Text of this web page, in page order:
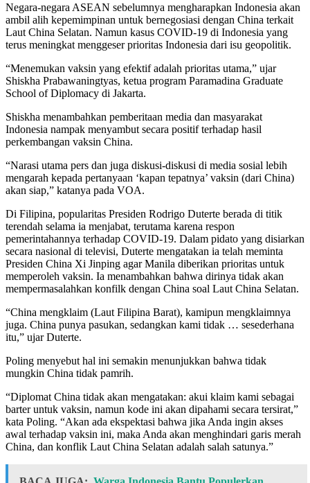
Negara-negara ASEAN sebelumnya mengharapkan Indonesia akan
ambil alih kepemimpinan untuk bernegosiasi dengan China terkait
Laut China Selatan. Namun kasus COVID-19 di Indonesia yang
terus meningkat menggeser prioritas Indonesia dari isu geopolitik.
“Menemukan vaksin yang efektif adalah prioritas utama,” ujar
Shiskha Prabawaningtyas, ketua program Paramadina Graduate
School of Diplomacy di Jakarta.
Shiskha menambahkan pemberitaan media dan masyarakat
Indonesia nampak menyambut secara positif terhadap hasil
perkembangan vaksin China.
“Narasi utama pers dan juga diskusi-diskusi di media sosial lebih
mengarah kepada pertanyaan ‘kapan tepatnya’ vaksin (dari China)
akan siap,” katanya pada VOA.
Di Filipina, popularitas Presiden Rodrigo Duterte berada di titik
terendah selama ia menjabat, terutama karena respon
pemerintahannya terhadap COVID-19. Dalam pidato yang disiarkan
secara nasional di televisi, Duterte mengatakan ia telah meminta
Presiden China Xi Jinping agar Manila diberikan prioritas untuk
memperoleh vaksin. Ia menambahkan bahwa dirinya tidak akan
mempermasalahkan konfilk dengan China soal Laut China Selatan.
“China mengklaim (Laut Filipina Barat), kamipun mengklaimnya
juga. China punya pasukan, sedangkan kami tidak … sesederhana
itu,” ujar Duterte.
Poling menyebut hal ini semakin menunjukkan bahwa tidak
mungkin China tidak pamrih.
“Diplomat China tidak akan mengatakan: akui klaim kami sebagai
barter untuk vaksin, namun kode ini akan dipahami secara tersirat,”
kata Poling. “Akan ada ekspektasi bahwa jika Anda ingin akses
awal terhadap vaksin ini, maka Anda akan menghindari garis merah
China, dan konflik Laut China Selatan adalah salah satunya.”